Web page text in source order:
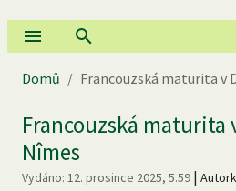
Domů / Francouzská maturita v
Francouzská maturita
Nîmes
Vydáno: 12. prosince 2025, 5.59 |